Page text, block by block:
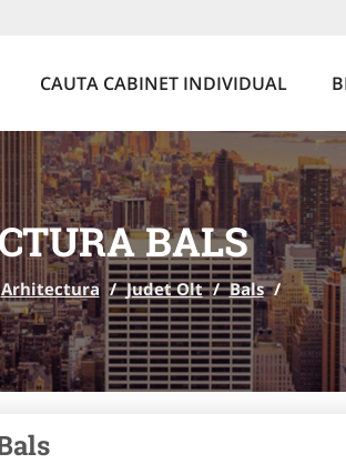
CAUTA CABINET INDIVIDUAL
BALS
Arhitectura / Judet Olt / Bals /